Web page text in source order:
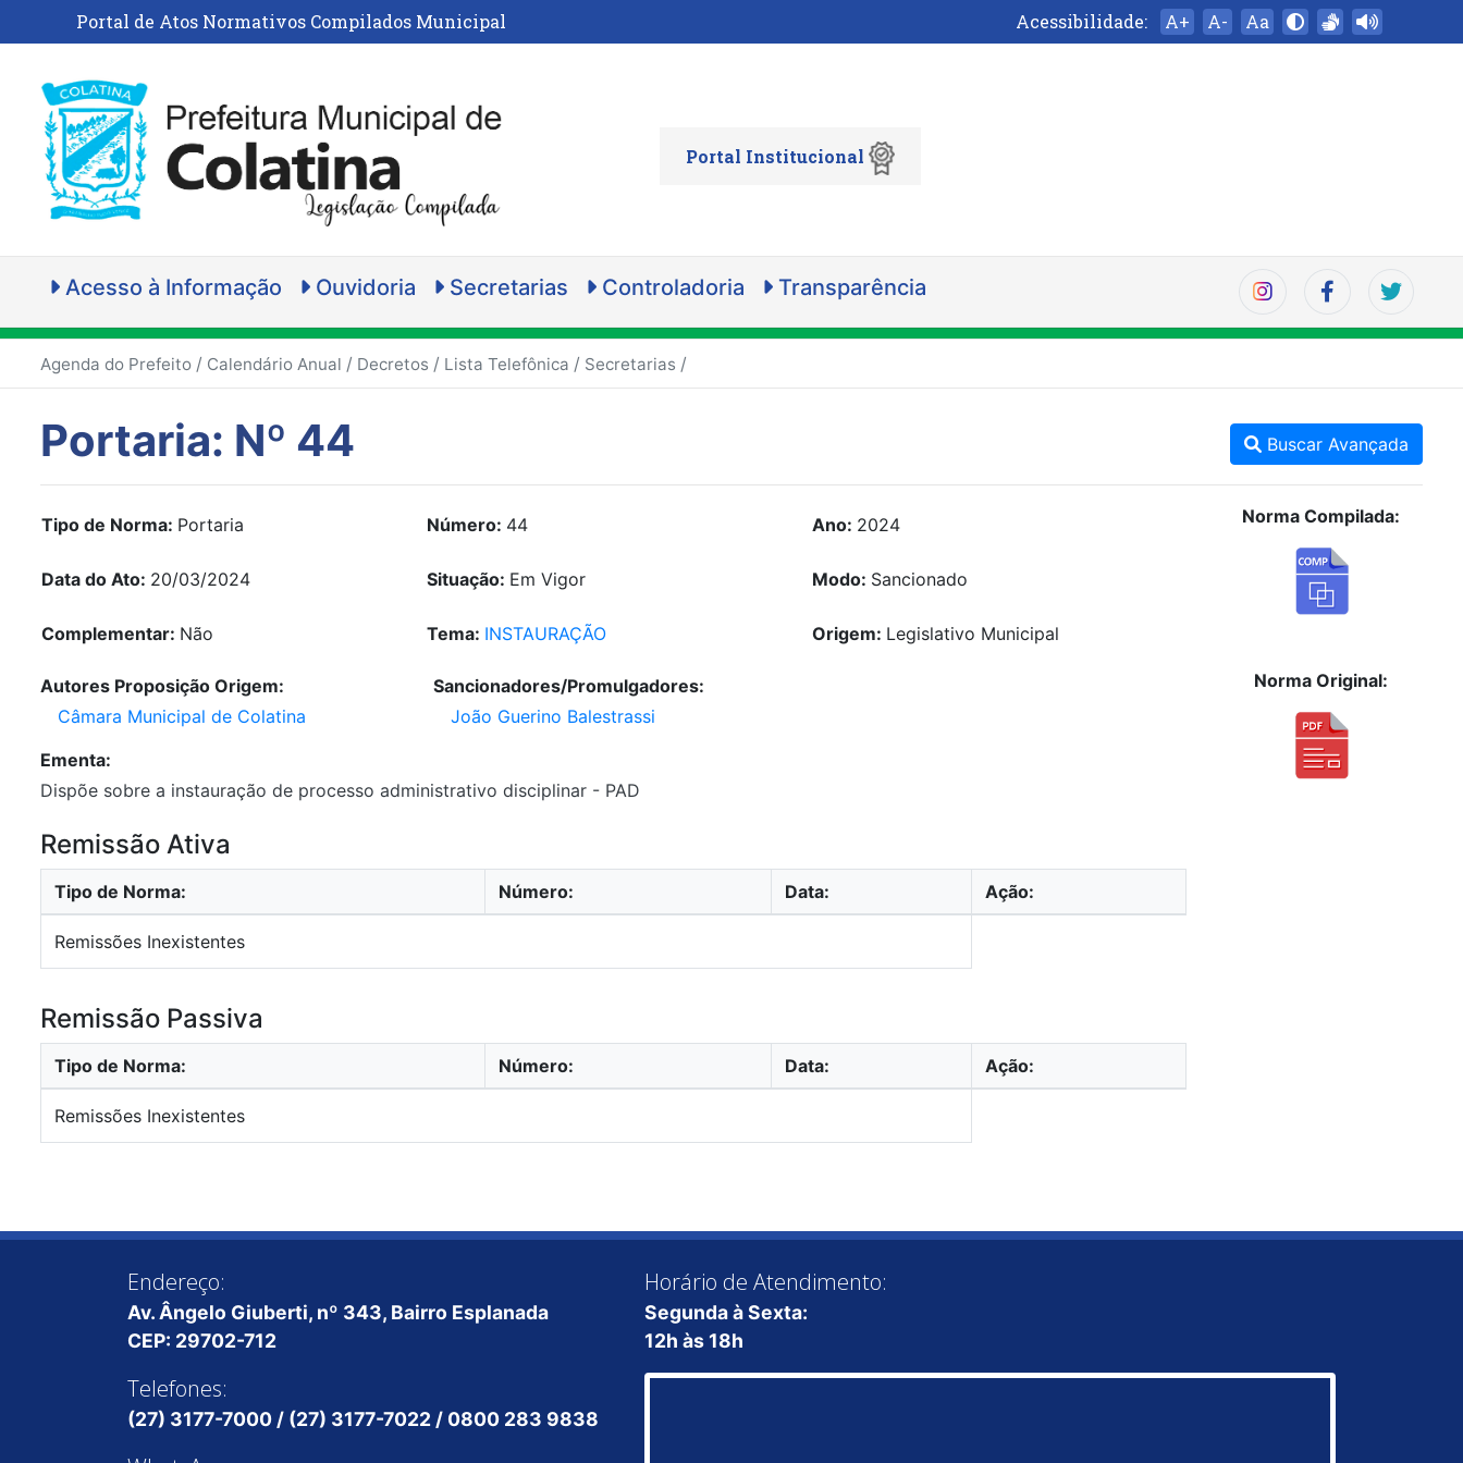
Portal de Atos Normativos Compilados Municipal Acessibilidade: A+ A- Aa
Portal Institucional
Acesso à Informação Ouvidoria Secretarias Controladoria Transparência
Agenda do Prefeito / Calendário Anual / Decretos / Lista Telefônica / Secretarias /
Portaria: Nº 44 Buscar Avançada
Tipo de Norma: Portaria Número: 44 Ano: 2024
Data do Ato: 20/03/2024 Situação: Em Vigor Modo: Sancionado
Complementar: Não Tema: INSTAURAÇÃO Origem: Legislativo Municipal
Autores Proposição Origem:
Câmara Municipal de Colatina
Sancionadores/Promulgadores:
João Guerino Balestrassi
Ementa:
Dispõe sobre a instauração de processo administrativo disciplinar - PAD
Remissão Ativa
Tipo de Norma: Número: Data: Ação:
Remissões Inexistentes
Remissão Passiva
Tipo de Norma: Número: Data: Ação:
Remissões Inexistentes
Norma Compilada:
Norma Original:
Endereço:
Av. Ângelo Giuberti, nº 343, Bairro Esplanada
CEP: 29702-712
Telefones:
(27) 3177-7000 / (27) 3177-7022 / 0800 283 9838
Horário de Atendimento:
Segunda à Sexta:
12h às 18h